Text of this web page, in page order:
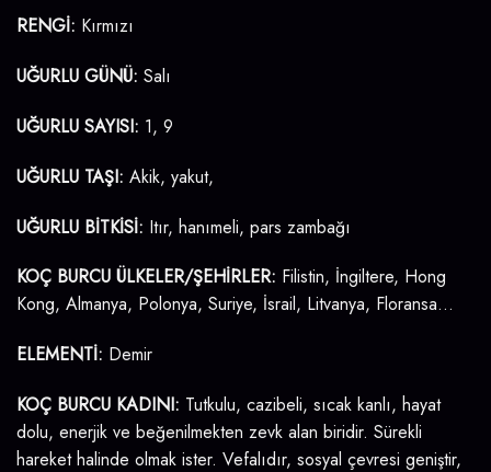
RENGİ: Kırmızı
UĞURLU GÜNÜ: Salı
UĞURLU SAYISI: 1, 9
UĞURLU TAŞI: Akik, yakut,
UĞURLU BİTKİSİ: Itır, hanımeli, pars zambağı
KOÇ BURCU ÜLKELER/ŞEHİRLER: Filistin, İngiltere, Hong
Kong, Almanya, Polonya, Suriye, İsrail, Litvanya, Floransa…
ELEMENTİ: Demir
KOÇ BURCU KADINI: Tutkulu, cazibeli, sıcak kanlı, hayat
dolu, enerjik ve beğenilmekten zevk alan biridir. Sürekli
hareket halinde olmak ister. Vefalıdır, sosyal çevresi geniştir,